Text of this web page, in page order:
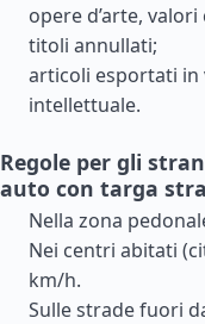
opere d’arte,
titoli annullati;
articoli esportati in
intellettuale.
Regole per gli
auto con targa
Nella zona
Nei centri abitati
km/h.
Sulle strade fuori